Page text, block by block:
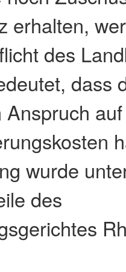
erhalten,
des
dass
wurde
des